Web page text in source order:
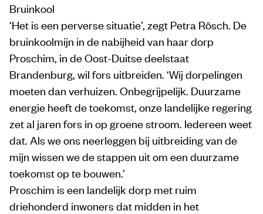
Bruinkool
‘Het is een perverse situatie’, zegt Petra Rösch. De
bruinkoolmijn in de nabijheid van haar dorp
Proschim, in de Oost-Duitse deelstaat
Brandenburg, wil fors uitbreiden. ‘Wij dorpelingen
moeten dan verhuizen. Onbegrijpelijk. Duurzame
energie heeft de toekomst, onze landelijke regering
zet al jaren fors in op groene stroom. Iedereen weet
dat. Als we ons neerleggen bij uitbreiding van de
mijn wissen we de stappen uit om een duurzame
toekomst op te bouwen.’
Proschim is een landelijk dorp met ruim
driehonderd inwoners dat midden in het